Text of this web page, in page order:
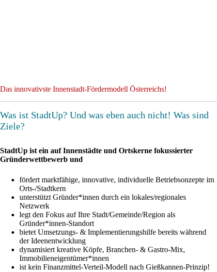
Das innovativste Innenstadt-Fördermodell Österreichs!
Was ist StadtUp? Und was eben auch nicht! Was sind
Ziele?
StadtUp ist ein auf Innenstädte und Ortskerne fokussierter
Gründerwettbewerb und
fördert marktfähige, innovative, individuelle Betriebsonzepte im
Orts-/Stadtkern
unterstützt Gründer*innen durch ein lokales/regionales
Netzwerk
legt den Fokus auf Ihre Stadt/Gemeinde/Region als
Gründer*innen-Standort
bietet Umsetzungs- & Implementierungshilfe bereits während
der Ideenentwicklung
dynamisiert kreative Köpfe, Branchen- & Gastro-Mix,
Immobilieneigentümer*innen
ist kein Finanzmittel-Verteil-Modell nach Gießkannen-Prinzip!